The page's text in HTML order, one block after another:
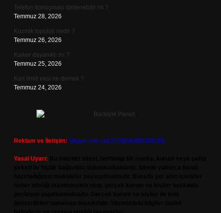
Telefon konuşması dinlenebilir mi ?
Temmuz 28, 2026
Kozmik topoloji nedir ?
Temmuz 26, 2026
Kalker dayanıklı mı ?
Temmuz 25, 2026
Kart limiti eksi ne demek ?
Temmuz 24, 2026
Reklam ve İletişim: Skype: live:.cid.575569c608265c69
Yasal Uyarı: